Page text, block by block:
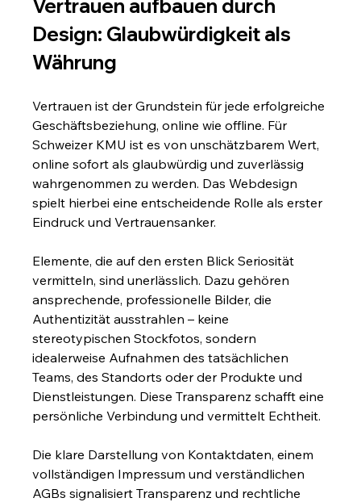
Vertrauen aufbauen durch
Design: Glaubwürdigkeit als
Währung
Vertrauen ist der Grundstein für jede erfolgreiche
Geschäftsbeziehung, online wie offline. Für
Schweizer KMU ist es von unschätzbarem Wert,
online sofort als glaubwürdig und zuverlässig
wahrgenommen zu werden. Das Webdesign
spielt hierbei eine entscheidende Rolle als erster
Eindruck und Vertrauensanker.
Elemente, die auf den ersten Blick Seriosität
vermitteln, sind unerlässlich. Dazu gehören
ansprechende, professionelle Bilder, die
Authentizität ausstrahlen – keine
stereotypischen Stockfotos, sondern
idealerweise Aufnahmen des tatsächlichen
Teams, des Standorts oder der Produkte und
Dienstleistungen. Diese Transparenz schafft eine
persönliche Verbindung und vermittelt Echtheit.
Die klare Darstellung von Kontaktdaten, einem
vollständigen Impressum und verständlichen
AGBs signalisiert Transparenz und rechtliche